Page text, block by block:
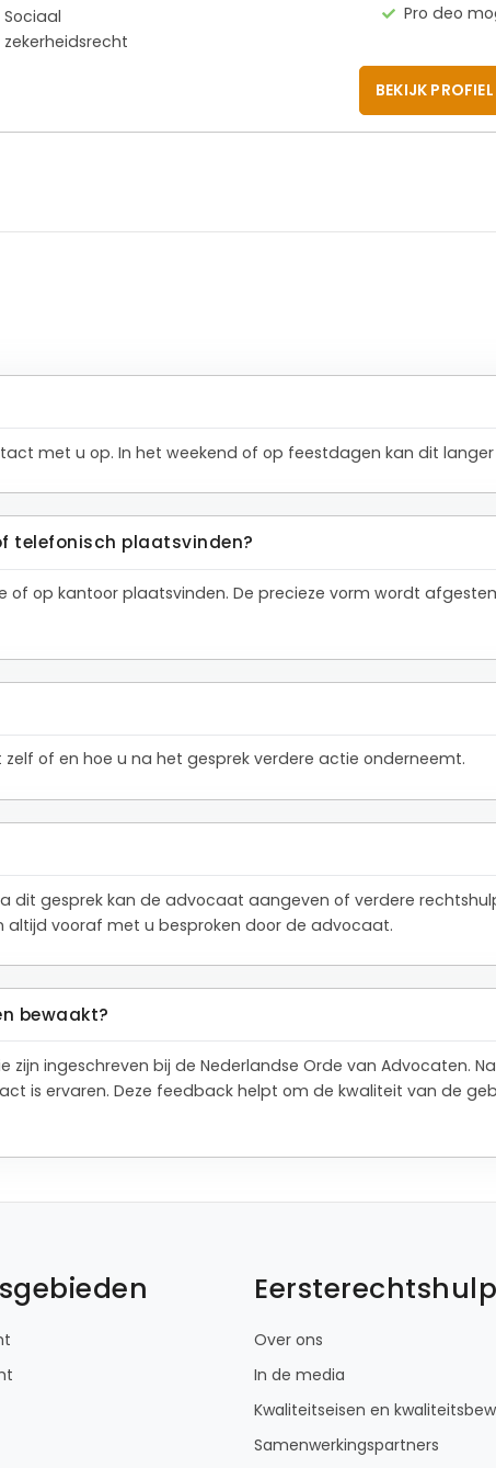
Sociaal
zekerheidsrecht
Pro deo
BEKIJK PROFIEL
met u op. In het weekend of op feestdagen kan dit langer
telefonisch plaatsvinden?
op kantoor plaatsvinden. De precieze vorm wordt
of en hoe u na het gesprek verdere actie onderneemt.
dit gesprek kan de advocaat aangeven of verdere
altijd vooraf met u besproken door de advocaat.
bewaakt?
ingeschreven bij de Nederlandse Orde van Advocaten.
is ervaren. Deze feedback helpt om de kwaliteit van de
Over ons
In de media
Kwaliteitseisen en
Samenwerkingspartners